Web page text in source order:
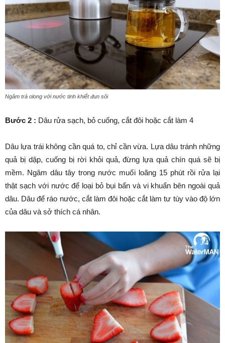
Ngâm trà olong với nước tinh khiết đun sôi
Bước 2 : Dâu rửa sạch, bỏ cuống, cắt đôi hoặc cắt làm 4
Dâu lựa trái không cần quá to, chỉ cần vừa. Lựa dâu tránh những
quả bị dập, cuống bị rời khỏi quả, đừng lựa quả chín quá sẽ bị
mềm. Ngâm dâu tây trong nước muối loãng 15 phút rồi rửa lại
thật sạch với nước để loại bỏ bụi bẩn và vi khuẩn bên ngoài quả
dâu. Dâu để ráo nước, cắt làm đôi hoặc cắt làm tư tùy vào độ lớn
của dâu và sở thích cá nhân.